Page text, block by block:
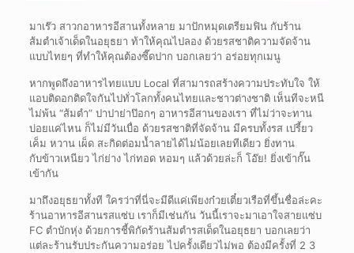
มาเร๊ว สาวกอาหารอีสานทั้งหลาย มาปักหมุดเตรียมฟิน กับร้าน
ส้มตำเจ้าเด็ดในอยุธยา ท้าให้คุณไปลอง ด้วยรสชาติความจัดจ้าน
แบบไทยๆ ที่ทำให้คุณต้องซี๊ดปาก บอกเลยว่า อร่อยทุกเมนู
หากพูดถึงอาหารไทยแบบ Local ที่สามารถสร้างความประทับใจ ให้
แอบติดอกติดใจกันไปทั่วโลกทั้งคนไทยและชาวต่างชาติ เห็นทีจะหนี
ไม่พ้น “ส้มตำ” ปาปาย่าป๊อกๆ อาหารอีสานของเรา ที่ไม่ว่าจะทาน
บ่อยแค่ไหน ก็ไม่มีวันเบื่อ ด้วยรสชาติที่จัดจ้าน มีครบทั้งรส เปรี้ยว
เค็ม หวาน เผ็ด สะกิดต่อมน้ำลายได้ไม่น้อยเลยทีเดียว ยิ่งทาน
กับข้าวเหนียว ไก่ย่าง ไก่ทอด หอมๆ แล้วด้วยล่ะก็ โอ๊ย! ยิ่งเข้ากั๊น
เข้ากัน
มาถึงอยุธยาทั้งที ใครว่าที่นี่จะมีดีแค่เพียงก๋วยเตี๋ยวเรือที่ขึ้นชื่อล่ะคะ
ร้านอาหารอีสานรสแซ่บ เราก็มีเช่นกัน วันนี้เราจะมาเอาใจสายแซ่บ
FC ตำบักหุ่ง ด้วยการชี้พิกัดร้านส้มตำรสเด็ดในอยุธยา บอกเลยว่า
แต่ละร้านรับประกันความอร่อย ไปครั้งเดียวไม่พอ ต้องมีครั้งที่ 2 3